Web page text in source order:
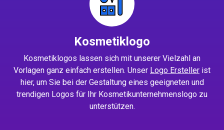
Kosmetiklogo
Kosmetiklogos lassen sich mit unserer Vielzahl an
Vorlagen ganz einfach erstellen. Unser Logo Ersteller ist
hier, um Sie bei der Gestaltung eines geeigneten und
trendigen Logos für Ihr Kosmetikunternehmenslogo zu
unterstützen.